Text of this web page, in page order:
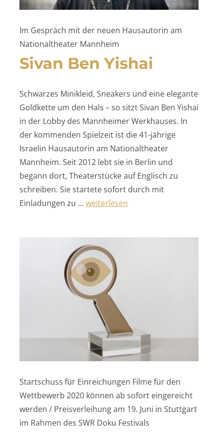
Im Gespräch mit der neuen Hausautorin am
Nationaltheater Mannheim
Sivan Ben Yishai
Schwarzes Minikleid, Sneakers und eine elegante
Goldkette um den Hals – so sitzt Sivan Ben Yishai
in der Lobby des Mannheimer Werkhauses. In
der kommenden Spielzeit ist die 41-jährige
Israelin Hausautorin am Nationaltheater
Mannheim. Seit 2012 lebt sie in Berlin und
begann dort, Theaterstücke auf Englisch zu
schreiben. Sie startete sofort durch mit
Einladungen zu …„Sivan Ben Yishai“
weiterlesen
Startschuss für Einreichungen Filme für den
Wettbewerb 2020 können ab sofort eingereicht
werden / Preisverleihung am 19. Juni in Stuttgart
im Rahmen des SWR Doku Festivals